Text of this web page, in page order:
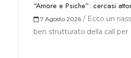
“Amore e Psiche”: cercasi
7 Agosto 2026 / Ecco un
ben strutturato della call per